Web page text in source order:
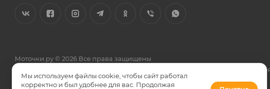
Моточки.ру © 2026 Все права защищены
Общество с ограниченной ответственностью «Силкетекс» 125047, Москва,
Телефон (по фактическому местонахождению) 8 499 766 57 17, 8 926 863 97 21
Мы используем файлы cookie, чтобы сайт работал
корректно и был удобнее для вас. Продолжая